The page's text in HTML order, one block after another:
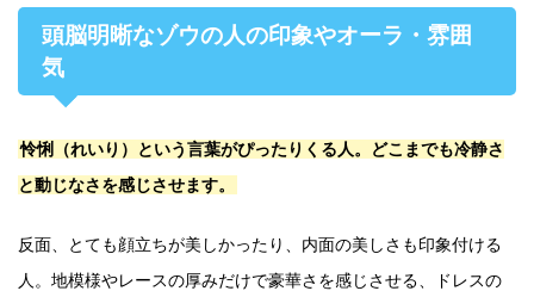
頭脳明晰なゾウの人の印象やオーラ・雰囲
気
怜悧（れいり）という言葉がぴったりくる人。どこまでも冷静さ
と動じなさを感じさせます。
反面、とても顔立ちが美しかったり、内面の美しさも印象付ける
人。地模様やレースの厚みだけで豪華さを感じさせる、ドレスの